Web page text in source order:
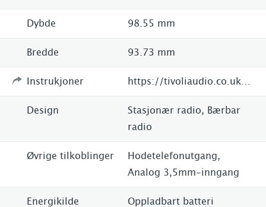
Dybde 98.55 mm
Bredde 93.73 mm
Instrukjoner
Design
Stasjonær radio, Bærbar
radio
Øvrige tilkoblinger
Hodetelefonutgang,
Analog 3,5mm-inngang
Energikilde Oppladbart batteri